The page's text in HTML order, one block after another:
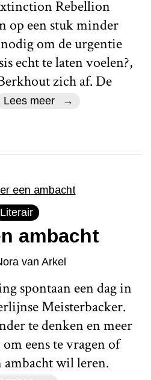
Rebellion
op een stuk minder
om de urgentie
echt te laten voelen?,
zich af. De
Lees meer
Literair
ambacht
van Arkel
spontaan een dag in
Meisterbacker.
te denken en meer
eens te vragen of
ambacht wil leren.